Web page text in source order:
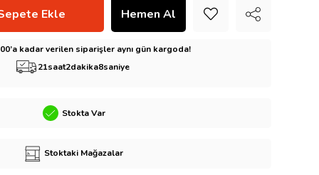
kadar verilen siparişler aynı gün kargoda!
21saat2dakika6saniye
Stokta Var
Stoktaki Mağazalar